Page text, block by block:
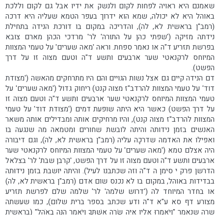
שאמנם היא ראויה לפחות לקום ולנשק את ידיו אבל גם לקום וללכת
באוהל היא לא יכולה, שמא הוא ידרוך בעפר הטמא שעליה היא דרכה
(רמב"ן בראשית לא, לה), והדריכה במקום בו דורכת הנידה בתחילת
נידתה מזיקה ('שפתי כהן על התורה' לר' מרדכי הכהן מארם צובא
בפרשת תזריע ד"ה או נאמר ספחת. וראה 'מאה שערים' על טעמי המצוות
המיוחס לרקנאטי שער ארבעים ותשע ד"ה וטעם מצוה זו על דרך
הפשט).
דם הנידה קיים גם אצל נשות הגויים והם היו מתרחקים מהאשה ('מצודת
דוד' על טעמי המצוות להרדב"ז מצוה קנט) ריחוק גדול ('מאה שערים' על
טעמי המצוות המיוחס לרקנאטי שער ארבעים ותשע ד"ה וטעם מצוה זו
על דרך הפשט) כאשר היא היתה שופעת דמים ('מצודת דוד' על טעמי
המצוות להרדב"ז מצוה קנט), והיו מרחיקים אותה ומבדילים אותה משאר
האנשים בזמן נידותה והיתה לובשת שחורים ומטמאה מה שנגעה בו
ואפילו את האדמה שדרכָה עליה (רמב"ן בראשית לא, לה), וגם דיבורה
היה אצלם טמא ('מאה שערים' על טעמי המצוות המיוחס לרקנאטי שער
ארבעים ותשע ד"ה וטעם מצוה זו על דרך הפשט, 'קרבן שבת' לר' בצלאל
הדרשן פרק י סימן ה ד"ה וזה שכתבנו לעיל). והיתה יושבת בזמן נידוּתה
בבדידות באוהל, במקום בו לא נכנס שום אדם (רמב"ן בראשית לא, לה)
או בחדר המיוחד לה ('דרוש שלמה' לר' שלמה שלם לפרשת תזריע
מצורע דף סא ע"א ד"ה ודע שכתב בספר ברית שלום), כמו שעשתה
שרה שנאמר "וַיֹּאמְרוּ אֵלָיו אַיֵּה שָׂרָה אִשְׁתֶּךָ וַיֹּאמֶר הִנֵּה בָאֹהֶל" (בראשית